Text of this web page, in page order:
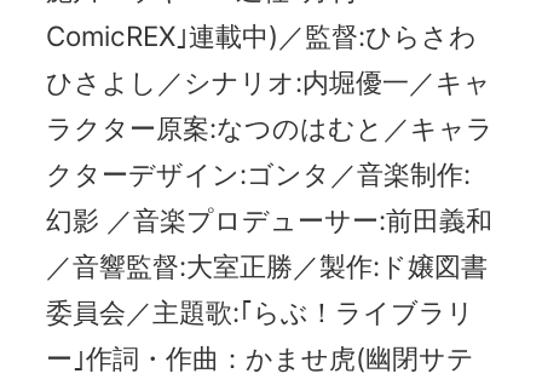
ComicREX｣連載中)／監督:ひらさわ
ひさよし／シナリオ:内堀優一／キャ
ラクター原案:なつのはむと／キャラ
クターデザイン:ゴンタ／音楽制作:
幻影 ／音楽プロデューサー:前田義和
／音響監督:大室正勝／製作:ド嬢図書
委員会／主題歌:｢らぶ！ライブラリ
ー｣作詞・作曲：かませ虎(幽閉サテ